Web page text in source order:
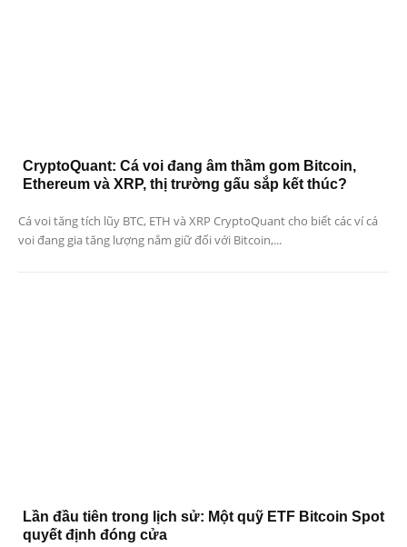
CryptoQuant: Cá voi đang âm thầm gom Bitcoin,
Ethereum và XRP, thị trường gấu sắp kết thúc?
Cá voi tăng tích lũy BTC, ETH và XRP CryptoQuant cho biết các ví cá
voi đang gia tăng lượng nắm giữ đối với Bitcoin,...
Lần đầu tiên trong lịch sử: Một quỹ ETF Bitcoin Spot
quyết định đóng cửa